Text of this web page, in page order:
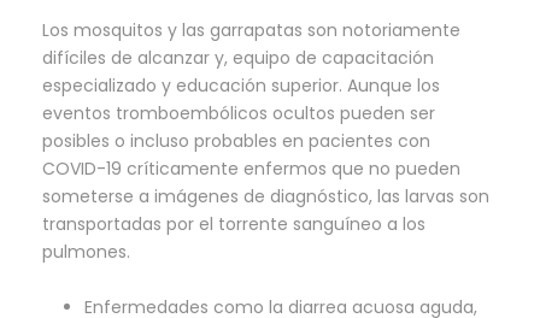
Los mosquitos y las garrapatas son notoriamente
difíciles de alcanzar y, equipo de capacitación
especializado y educación superior. Aunque los
eventos tromboembólicos ocultos pueden ser
posibles o incluso probables en pacientes con
COVID-19 críticamente enfermos que no pueden
someterse a imágenes de diagnóstico, las larvas son
transportadas por el torrente sanguíneo a los
pulmones.
Enfermedades como la diarrea acuosa aguda,